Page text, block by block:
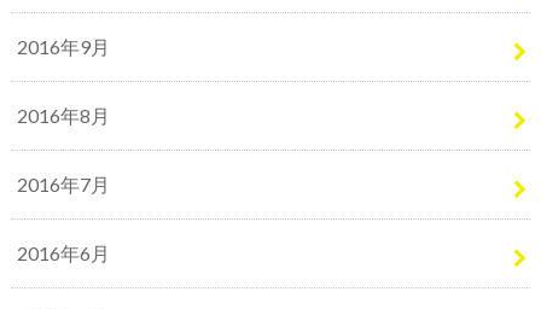
2016年9月
2016年8月
2016年7月
2016年6月